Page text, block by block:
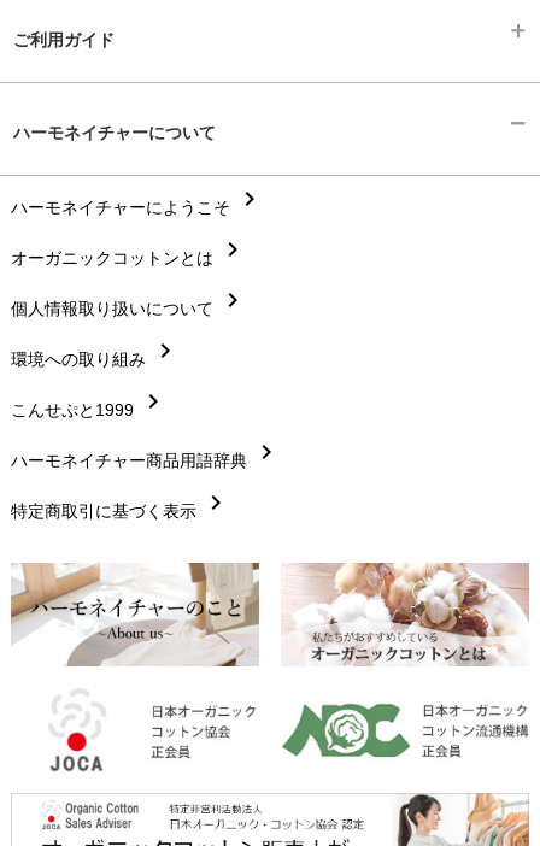
ご利用ガイド
配送と送料chevron_right
在庫状況と発送予定chevron_right
サイズ・寸法chevron_right
生地・素材chevron_right
お手入れについて chevron_right
レビューを書こうchevron_right
返品交換chevron_right
FAXでのご注文 chevron_right
お問い合わせchevron_right
ハーモネイチャーについて
ハーモネイチャーにようこそ chevron_right
オーガニックコットンとは chevron_right
個人情報取り扱いについて chevron_right
環境への取り組み chevron_right
こんせぷと1999 chevron_right
ハーモネイチャー商品用語辞典 chevron_right
特定商取引に基づく表示 chevron_right